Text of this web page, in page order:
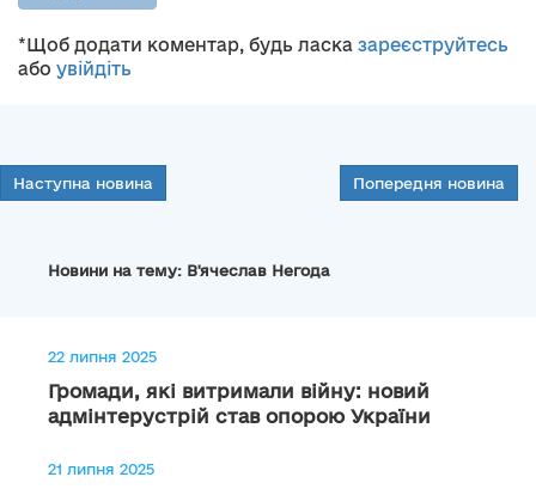
*Щоб додати коментар, будь ласка зареєструйтесь
або увійдіть
Наступна новина Попередня новина
Новини на тему: В'ячеслав Негода
22 липня 2025
Громади, які витримали війну: новий
адмінтерустрій став опорою України
21 липня 2025